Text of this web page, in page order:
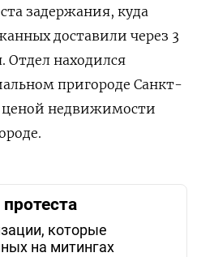
задержания, куда
доставили через 3
Отдел находился
пригороде Санкт-
ценой недвижимости
которые
на митингах